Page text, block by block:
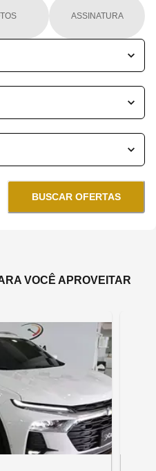
ASSINATURA
BUSCAR OFERTAS
VOCÊ APROVEITAR